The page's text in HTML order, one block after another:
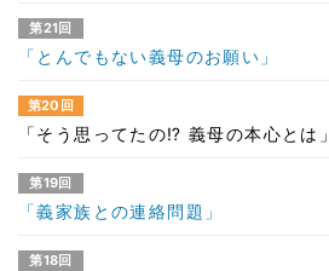
第21回
「とんでもない義母のお願い」
第20回
「そう思ってたの⁉ 義母の本心とは」
第19回
「義家族との連絡問題」
第18回